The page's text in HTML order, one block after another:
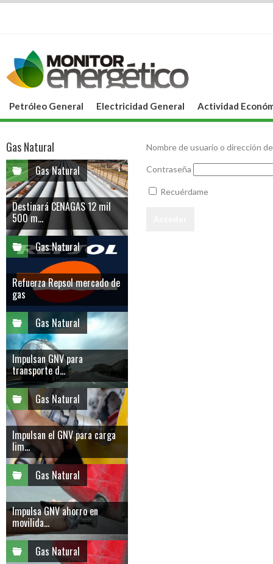
Petróleo General Electricidad General Actividad
Nombre de usuario o dirección
Contraseña
Recuérdame
Gas Natural
Gas Natural
Destinará CENAGAS 12 mil
500 m...
Gas Natural
Refuerza Repsol mercado de
gas
Gas Natural
Impulsan GNV para
transporte d...
Gas Natural
Impulsan el GNV para carga
lim...
Gas Natural
Impulsa GNV ahorro en
movilida...
Gas Natural